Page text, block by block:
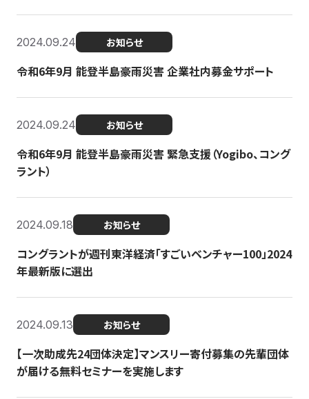
2024.09.24 お知らせ
令和6年9月 能登半島豪雨災害 企業社内募金サポート
2024.09.24 お知らせ
令和6年9月 能登半島豪雨災害 緊急支援（Yogibo、コング
ラント）
2024.09.18 お知らせ
コングラントが週刊東洋経済「すごいベンチャー100」2024
年最新版に選出
2024.09.13 お知らせ
【一次助成先24団体決定】マンスリー寄付募集の先輩団体
が届ける無料セミナーを実施します